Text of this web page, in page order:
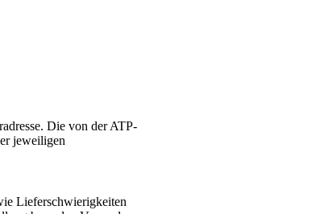
Die von der ATP-
jeweiligen
Lieferschwierigkeiten